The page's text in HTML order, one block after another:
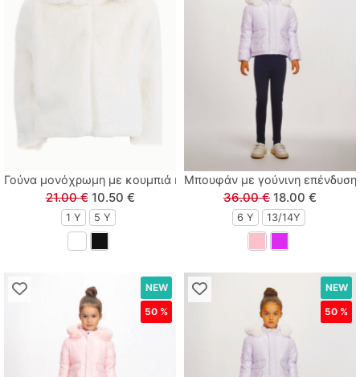
Γούνα μονόχρωμη με κουμπιά και τσέπες λευκό
21.00 € 10.50 €
1 Υ 5 Y
Μπουφάν με γούνινη
36.00 € 18.00 €
6 Y 13/14Y
NEW
50 %
NEW
50 %
Lamour
Losan
Losan Kids
Paul Christophe